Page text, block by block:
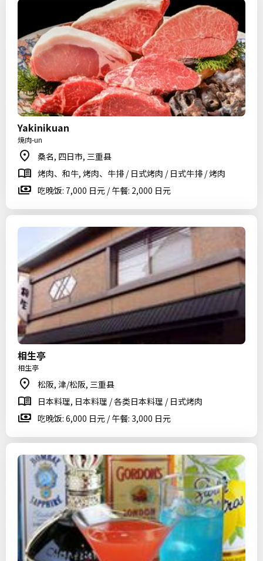
Yakinikuan
焼肉-un
桑名, 四日市, 三重县
烤肉、和牛, 烤肉、牛排 / 日式烤肉 / 日式牛排 / 烤肉
吃晚饭: 7,000 日元 / 午餐: 2,000 日元
相生亭
相生亭
松阪, 津/松阪, 三重县
日本料理, 日本料理 / 各类日本料理 / 日式烤肉
吃晚饭: 6,000 日元 / 午餐: 3,000 日元